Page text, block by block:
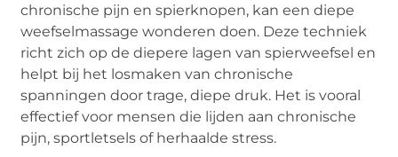
chronische pijn en spierknopen, kan een diepe
weefselmassage wonderen doen. Deze techniek
richt zich op de diepere lagen van spierweefsel en
helpt bij het losmaken van chronische
spanningen door trage, diepe druk. Het is vooral
effectief voor mensen die lijden aan chronische
pijn, sportletsels of herhaalde stress.